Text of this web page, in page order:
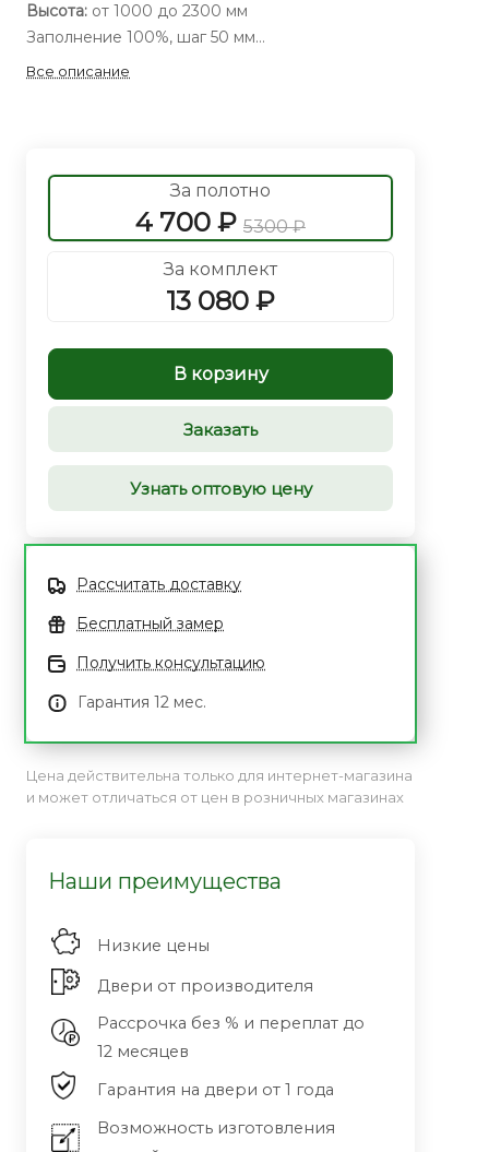
Высота: от 1000 до 2300 мм
Заполнение 100%, шаг 50 мм
Все описание
За полотно
4 700 ₽ 5300 ₽
За комплект
13 080 ₽
В корзину
Заказать
Узнать оптовую цену
Рассчитать доставку
Бесплатный замер
Получить консультацию
Гарантия 12 мес.
Цена действительна только для интернет-магазина
и может отличаться от цен в розничных магазинах
Наши преимущества
Низкие цены
Двери от производителя
Рассрочка без % и переплат до
12 месяцев
Гарантия на двери от 1 года
Возможность изготовления